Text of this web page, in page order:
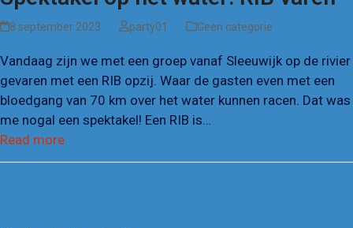
8 september 2023 party01 Geen categorie
Vandaag zijn we met een groep vanaf Sleeuwijk op de rivier
gevaren met een RIB opzij. Waar de gasten even met een
bloedgang van 70 km over het water kunnen racen. Dat was
me nogal een spektakel! Een RIB is…
Read more